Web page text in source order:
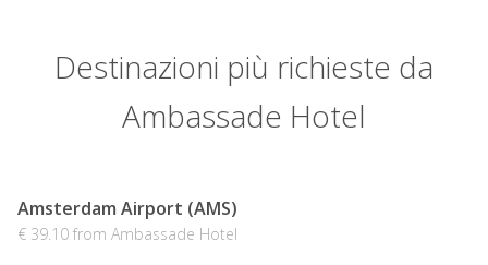
Destinazioni più richieste da
Ambassade Hotel
Amsterdam Airport (AMS)
€ 39.10 from Ambassade Hotel